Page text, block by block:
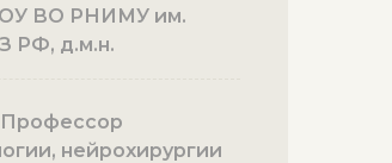
ВО РНИМУ им.
РФ, д.м.н.
Профессор
нейрохирургии